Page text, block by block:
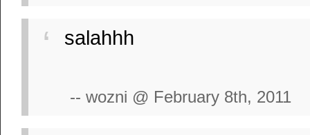
salahhh
-- wozni @ February 8th, 2011